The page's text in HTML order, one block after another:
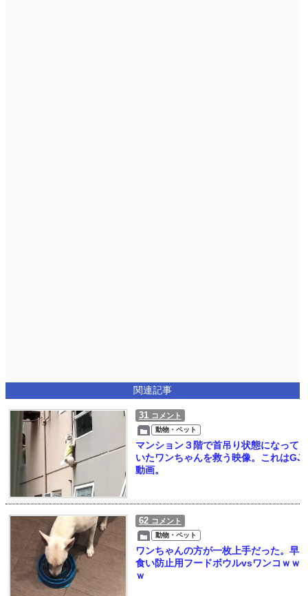
関連記事
31 コメント
動物・ペット
マンション３階で首吊り状態になって
いたワンちゃんを救う映像。これはGJ
動画。
62 コメント
動物・ペット
ワンちゃんの方が一枚上手だった。早
食い防止用フードボウルvsワンコｗｗ
ｗ